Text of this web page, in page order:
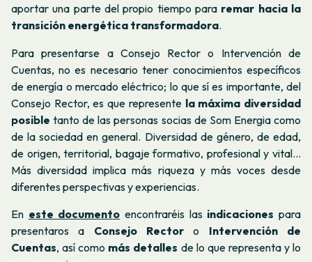
aportar una parte del propio tiempo para remar hacia la
transición energética transformadora.
Para presentarse a Consejo Rector o Intervención de
Cuentas, no es necesario tener conocimientos específicos
de energía o mercado eléctrico; lo que sí es importante, del
Consejo Rector, es que represente la máxima diversidad
posible tanto de las personas socias de Som Energia como
de la sociedad en general. Diversidad de género, de edad,
de origen, territorial, bagaje formativo, profesional y vital…
Más diversidad implica más riqueza y más voces desde
diferentes perspectivas y experiencias.
En este documento encontraréis las indicaciones para
presentaros a Consejo Rectoro Intervención de
Cuentas, así como más detalles de lo que representa y lo